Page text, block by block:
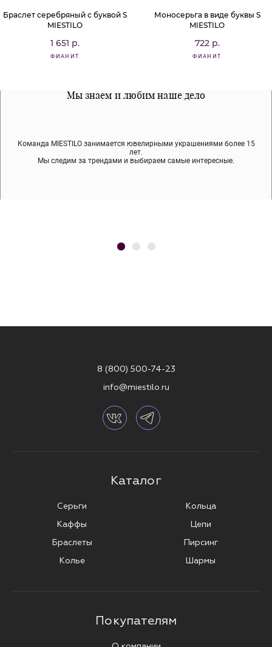
Браслет серебряный с буквой S
MIESTILO
1 651 р.
ФИАНИТ
Моносерьга в виде буквы S
MIESTILO
722 р.
ФИАНИТ
Мы знаем и любим наше дело
Команда MIESTILO занимается ювелирными украшениями более 15
лет.
Мы следим за трендами и выбираем самые интересные.
Все наши материалы гипоалергенны
Мы используем покрытие (родий, ювелирный сплав), которое не
содержит никеля и свинца — это исключает аллергию.
Примерка перед покупкой
Во время доставки спокойно примеряйте украшения, выбирайте те,
что вам нравятся, остальные заберёт курьер.
8 (800) 500-74-23
info@miestilo.ru
Каталог
Серьги
Каффы
Браслеты
Колье
Кольца
Цепи
Пирсинг
Шармы
Покупателям